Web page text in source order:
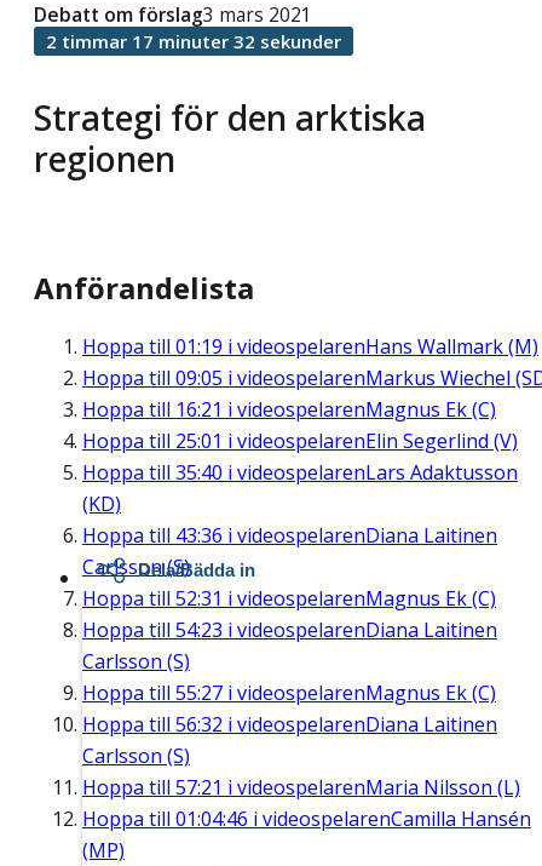
Strategi för den arktiska
regionen
Debatt om förslag3 mars 2021
2 timmar 17 minuter 32 sekunder
Anförandelista
Hoppa till 01:19 i videospelarenHans Wallmark (M)
Hoppa till 09:05 i videospelarenMarkus Wiechel
Hoppa till 16:21 i videospelarenMagnus Ek (C)
Hoppa till 25:01 i videospelarenElin Segerlind (V)
Hoppa till 35:40 i videospelarenLars Adaktusson
(KD)
Hoppa till 43:36 i videospelarenDiana Laitinen
Carlsson (S)
Hoppa till 52:31 i videospelarenMagnus Ek (C)
Hoppa till 54:23 i videospelarenDiana Laitinen
Carlsson (S)
Hoppa till 55:27 i videospelarenMagnus Ek (C)
Hoppa till 56:32 i videospelarenDiana Laitinen
Carlsson (S)
Hoppa till 57:21 i videospelarenMaria Nilsson (L)
Hoppa till 01:04:46 i videospelarenCamilla Hansén
(MP)
Dela/Bädda in